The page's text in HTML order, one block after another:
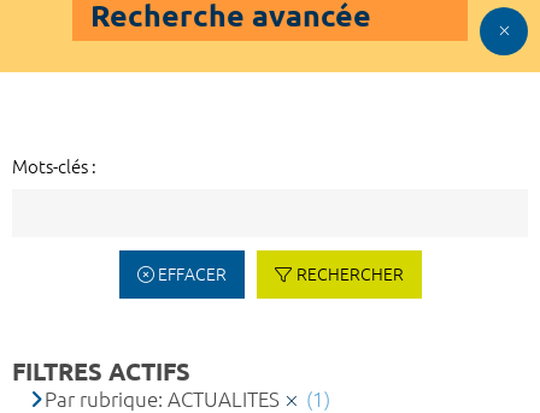
Recherche avancée
Mots-clés :
EFFACER RECHERCHER
FILTRES ACTIFS
Par rubrique: ACTUALITES (1)